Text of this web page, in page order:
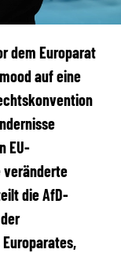
dem Europarat
auf eine
EU-
veränderte
die AfD-